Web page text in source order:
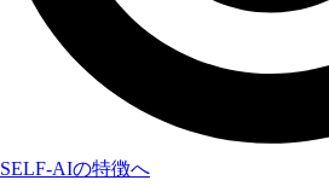
SELF-AIの特徴へ